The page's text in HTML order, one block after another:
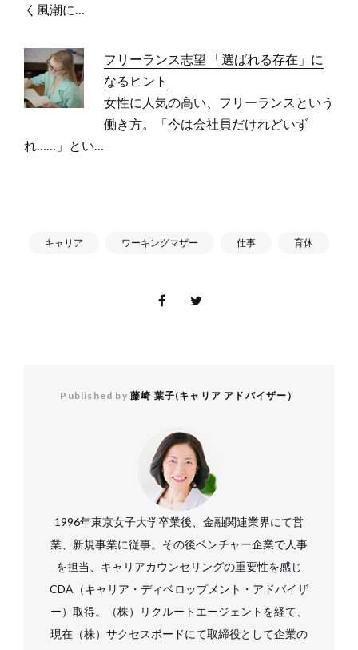
く風潮に…
フリーランス志望 「選ばれる存在」に
なるヒント
女性に人気の高い、フリーランスという
働き方。「今は会社員だけれどいず
れ……」とい…
キャリア ワーキングマザー 仕事 育休
Published by 藤崎 葉子(キャリア アドバイザー）
1996年東京女子大学卒業後、金融関連業界にて営
業、新規事業に従事。その後ベンチャー企業で人事
を担当、キャリアカウンセリングの重要性を感じ
CDA（キャリア・ディベロップメント・アドバイザ
ー）取得。（株）リクルートエージェントを経て、
現在（株）サクセスボードにて取締役として企業の